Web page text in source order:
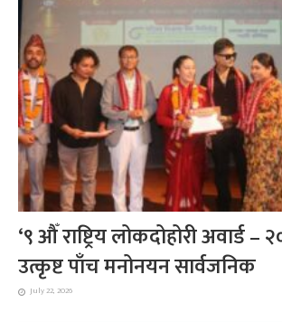
‘९ औँ राष्ट्रिय लोकदोहोरी अवार्ड –
उत्कृष्ट पाँच मनोनयन सार्वजनिक
July 22, 2026